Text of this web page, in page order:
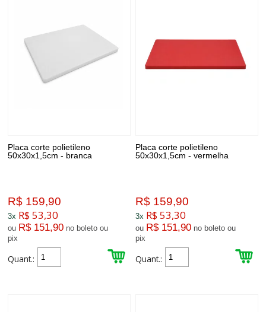
Placa corte polietileno
50x30x1,5cm - branca
R$ 159,90
3x R$ 53,30
ou R$ 151,90 no boleto ou
pix
Quant.:
Placa corte polietileno
50x30x1,5cm - vermelha
R$ 159,90
3x R$ 53,30
ou R$ 151,90 no boleto ou
pix
Quant.: